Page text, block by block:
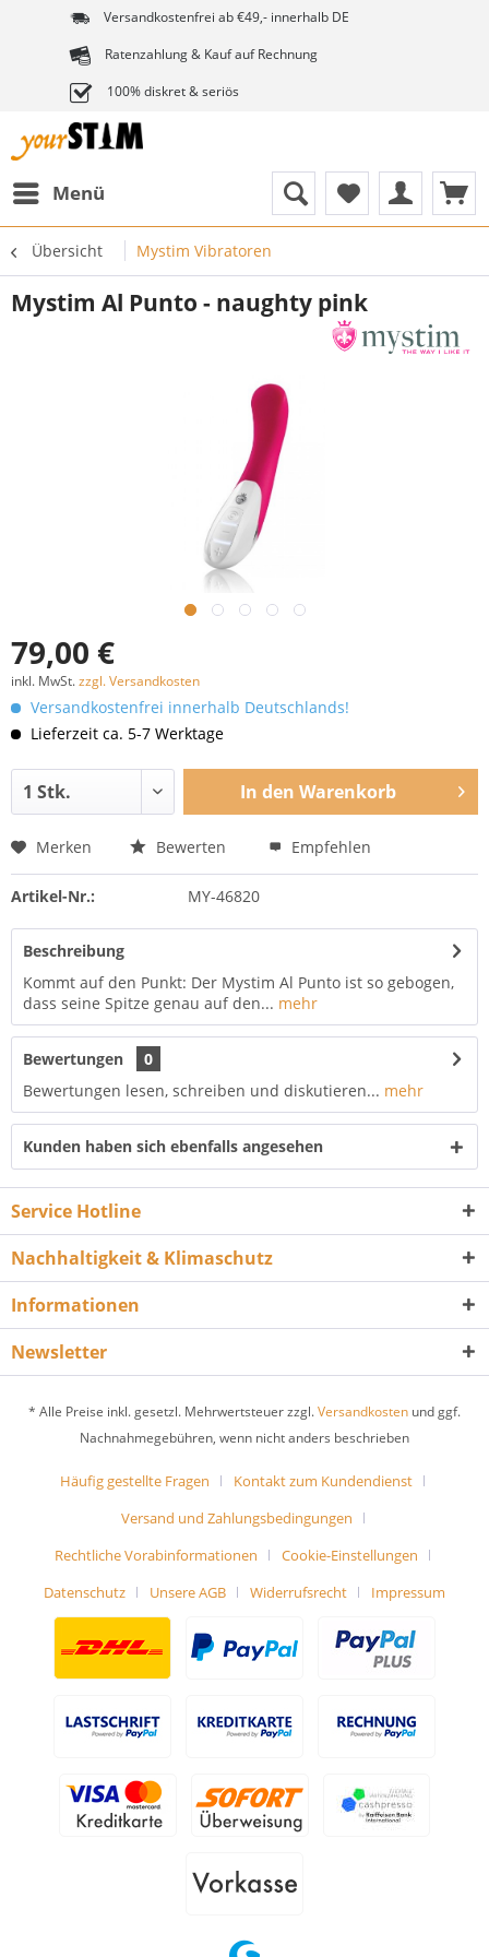
Versandkostenfrei ab €49,- innerhalb DE
Ratenzahlung & Kauf auf Rechnung
100% diskret & seriös
Menü
Übersicht Mystim Vibratoren
Mystim Al Punto - naughty pink
79,00 €
inkl. MwSt.zzgl. Versandkosten
Versandkostenfrei innerhalb Deutschlands!
Lieferzeit ca. 5-7 Werktage
In den Warenkorb
Merken Bewerten Empfehlen
Artikel-Nr.: MY-46820
Beschreibung
Kommt auf den Punkt: Der Mystim Al Punto ist so gebogen,
dass seine Spitze genau auf den... mehr
Bewertungen
0
Bewertungen lesen, schreiben und diskutieren... mehr
Kunden haben sich ebenfalls angesehen
Service Hotline
Nachhaltigkeit & Klimaschutz
Informationen
Newsletter
* Alle Preise inkl. gesetzl. Mehrwertsteuer zzgl.Versandkosten und ggf.
Nachnahmegebühren, wenn nicht anders beschrieben
Häufig gestellte Fragen
Kontakt zum Kundendienst
Versand und Zahlungsbedingungen
Rechtliche Vorabinformationen
Cookie-Einstellungen
Datenschutz
Unsere AGB Widerrufsrecht Impressum